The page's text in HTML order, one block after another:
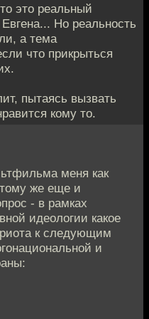
это реальный
Но реальность
а тема
что прикрыться
пытаясь вызвать
кому то.
меня как
тому же еще и
- в рамках
идеологии какое
к следующим
и